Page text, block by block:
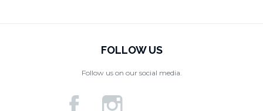
FOLLOW US
Follow us on our social media.